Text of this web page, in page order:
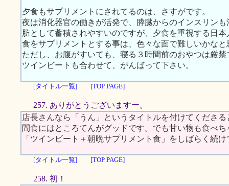
夕食もサプリメントにされてるのは、さすがです。
夜は消化器官の働きが活発で、膵臓からのインスリン
肪として蓄積されやすいのですが、夕食を重視する日
食をサプリメントとする事は、色々な面で難しいかな
ただし、お腹がすいても、寝る３時間前のおやつは厳禁
ツインビートも合わせて、がんばって下さい。
[タイトル一覧] [TOP PAGE]
257. ありがとうございますー。
店長さんなら「うん」というタイトルを付けてくださ
間食にはところてんがグッドです。でも甘い物も食べ
「ツインビート＋朝晩サプリメント食」をしばらく続
[タイトル一覧] [TOP PAGE]
258. 初！